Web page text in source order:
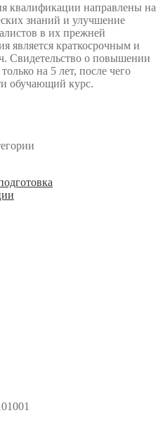
квалификации направлены на
знаний и улучшение
в их прежней
является краткосрочным и
Свидетельство о повышении
на 5 лет, после чего
обучающий курс.